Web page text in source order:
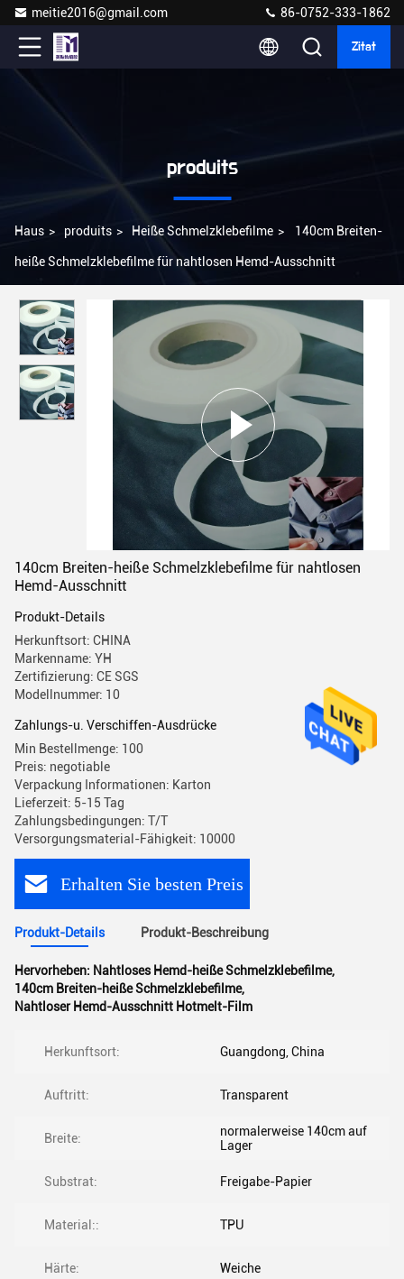
meitie2016@gmail.com 86-0752-333-1862
Zitat
produits
Haus > produits > Heiße Schmelzklebefilme > 140cm Breiten-
heiße Schmelzklebefilme für nahtlosen Hemd-Ausschnitt
140cm Breiten-heiße Schmelzklebefilme für nahtlosen
Hemd-Ausschnitt
Produkt-Details
Herkunftsort: CHINA
Markenname: YH
Zertifizierung: CE SGS
Modellnummer: 10
Zahlungs-u. Verschiffen-Ausdrücke
Min Bestellmenge: 100
Preis: negotiable
Verpackung Informationen: Karton
Lieferzeit: 5-15 Tag
Zahlungsbedingungen: T/T
Versorgungsmaterial-Fähigkeit: 10000
Erhalten Sie besten Preis
Produkt-Details Produkt-Beschreibung
Hervorheben: Nahtloses Hemd-heiße Schmelzklebefilme,
140cm Breiten-heiße Schmelzklebefilme,
Nahtloser Hemd-Ausschnitt Hotmelt-Film
Herkunftsort: Guangdong, China
Auftritt: Transparent
Breite:
normalerweise 140cm auf
Lager
Substrat: Freigabe-Papier
Material:: TPU
Härte: Weiche